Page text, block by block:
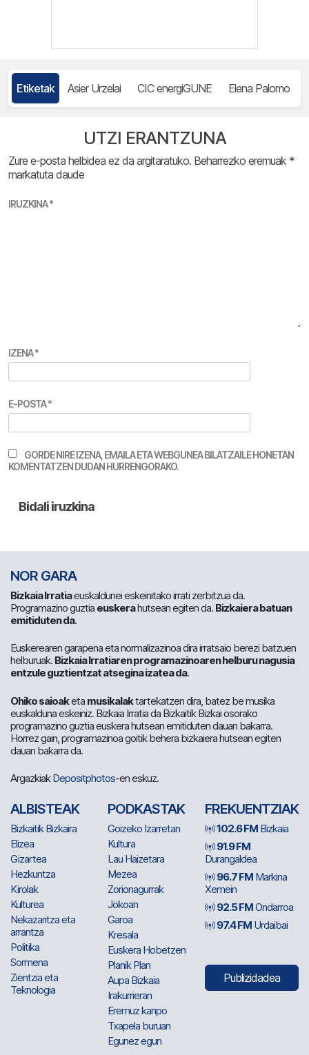
Etiketak Asier Urzelai CIC energiGUNE Elena Palomo
UTZI ERANTZUNA
Zure e-posta helbidea ez da argitaratuko. Beharrezko eremuak *
markatuta daude
IRUZKINA*
IZENA*
E-POSTA*
GORDE NIRE IZENA, EMAILA ETA WEBGUNEA BILATZAILE HONETAN
KOMENTATZEN DUDAN HURRENGORAKO.
NOR GARA
Bizkaia Irratiaeuskaldunei eskeinitako irrati zerbitzua da.
Programazino guztia euskerahutsean egiten da. Bizkaiera batuan
emitiduten da.
Euskerearen garapena eta normalizazinoa dira irratsaio berezi batzuen
helburuak. Bizkaia Irratiaren programazinoaren helburu nagusia
entzule guztientzat atsegina izatea da.
Ohiko saioaketa musikalaktartekatzen dira, batez be musika
euskalduna eskeiniz. Bizkaia Irratia da Bizkaitik Bizkai osorako
programazino guztia euskera hutsean emitiduten dauan bakarra.
Horrez gain, programazinoa goitik behera bizkaiera hutsean egiten
dauan bakarra da.
ArgazkiakDepositphotos-en eskuz.
ALBISTEAK
Bizkaitik Bizkaira
Elizea
Gizartea
Hezkuntza
Kirolak
Kulturea
Nekazaritza eta
arrantza
Politika
Sormena
Zientzia eta
Teknologia
PODKASTAK
Goizeko Izarretan
Kultura
Lau Haizetara
Mezea
Zorionagurrak
Jokoan
Garoa
Kresala
Euskera Hobetzen
Planik Plan
Aupa Bizkaia
Irakurrieran
Eremuz kanpo
Txapela buruan
Egunez egun
FREKUENTZIAK
102.6 FM Bizkaia
91.9 FM
Durangaldea
96.7 FM Markina
Xemein
92.5 FMOndarroa
97.4 FM Urdaibai
Publizidadea